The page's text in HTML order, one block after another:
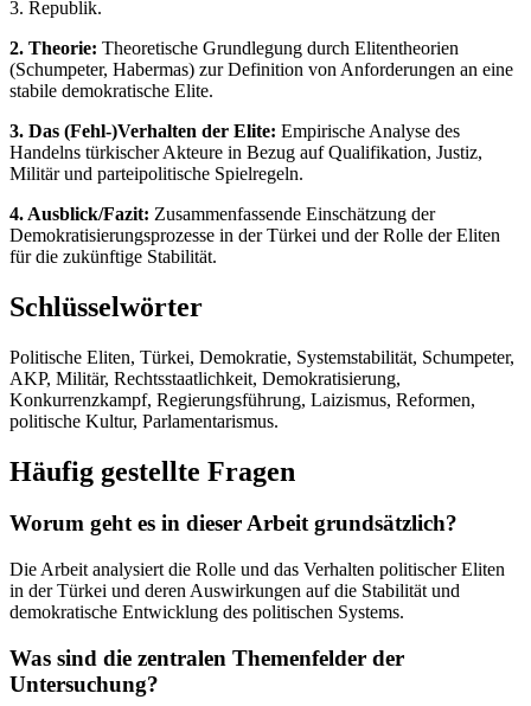
3. Republik.
2. Theorie: Theoretische Grundlegung durch Elitentheorien
(Schumpeter, Habermas) zur Definition von Anforderungen an eine
stabile demokratische Elite.
3. Das (Fehl-)Verhalten der Elite: Empirische Analyse des
Handelns türkischer Akteure in Bezug auf Qualifikation, Justiz,
Militär und parteipolitische Spielregeln.
4. Ausblick/Fazit: Zusammenfassende Einschätzung der
Demokratisierungsprozesse in der Türkei und der Rolle der Eliten
für die zukünftige Stabilität.
Schlüsselwörter
Politische Eliten, Türkei, Demokratie, Systemstabilität, Schumpeter,
AKP, Militär, Rechtsstaatlichkeit, Demokratisierung,
Konkurrenzkampf, Regierungsführung, Laizismus, Reformen,
politische Kultur, Parlamentarismus.
Häufig gestellte Fragen
Worum geht es in dieser Arbeit grundsätzlich?
Die Arbeit analysiert die Rolle und das Verhalten politischer Eliten
in der Türkei und deren Auswirkungen auf die Stabilität und
demokratische Entwicklung des politischen Systems.
Was sind die zentralen Themenfelder der
Untersuchung?